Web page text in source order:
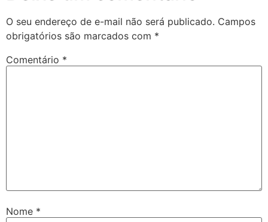
O seu endereço de e-mail não será publicado. Campos
obrigatórios são marcados com *
Comentário *
Nome *